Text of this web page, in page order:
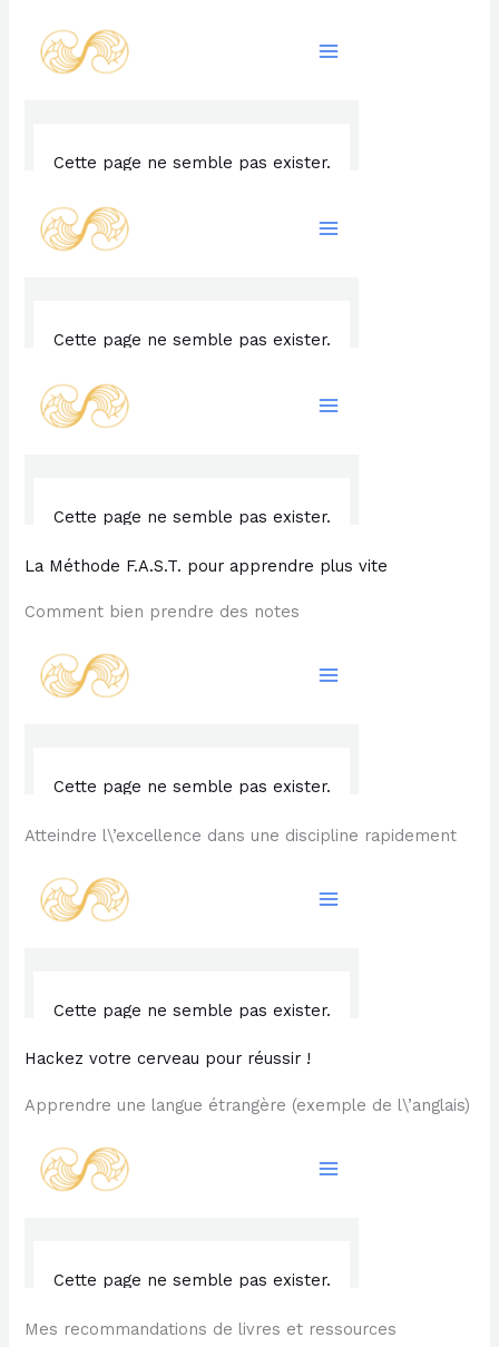
La Méthode F.A.S.T. pour apprendre plus vite
Comment bien prendre des notes
Atteindre l\’excellence dans une discipline rapidement
Hackez votre cerveau pour réussir !
Apprendre une langue étrangère (exemple de l\’anglais)
Mes recommandations de livres et ressources